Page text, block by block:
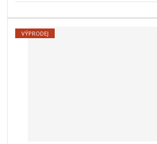
VÝPRODEJ